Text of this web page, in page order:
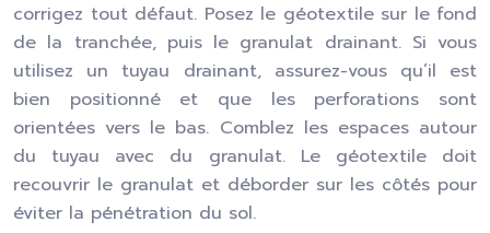
corrigez tout défaut. Posez le géotextile sur le fond
de la tranchée, puis le granulat drainant. Si vous
utilisez un tuyau drainant, assurez-vous qu’il est
bien positionné et que les perforations sont
orientées vers le bas. Comblez les espaces autour
du tuyau avec du granulat. Le géotextile doit
recouvrir le granulat et déborder sur les côtés pour
éviter la pénétration du sol.